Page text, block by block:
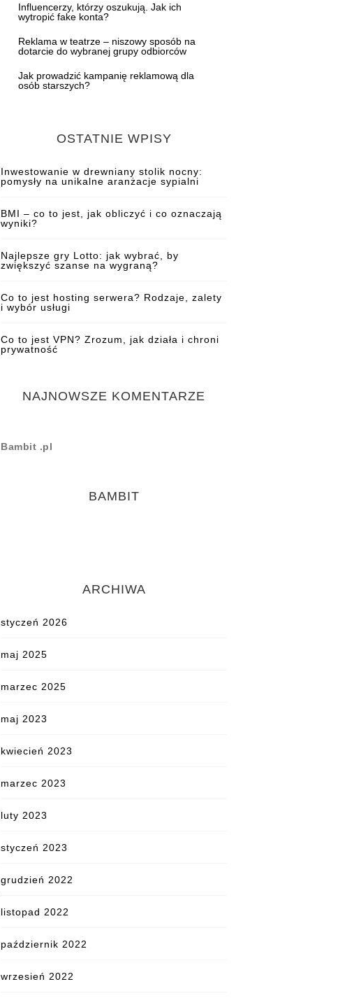
Influencerzy, którzy oszukują. Jak ich
wytropić fake konta?
Reklama w teatrze – niszowy sposób na
dotarcie do wybranej grupy odbiorców
Jak prowadzić kampanię reklamową dla
osób starszych?
OSTATNIE WPISY
Inwestowanie w drewniany stolik nocny:
pomysły na unikalne aranżacje sypialni
BMI – co to jest, jak obliczyć i co oznaczają
wyniki?
Najlepsze gry Lotto: jak wybrać, by
zwiększyć szanse na wygraną?
Co to jest hosting serwera? Rodzaje, zalety
i wybór usługi
Co to jest VPN? Zrozum, jak działa i chroni
prywatność
NAJNOWSZE KOMENTARZE
Bambit .pl
BAMBIT
ARCHIWA
styczeń 2026
maj 2025
marzec 2025
maj 2023
kwiecień 2023
marzec 2023
luty 2023
styczeń 2023
grudzień 2022
listopad 2022
październik 2022
wrzesień 2022